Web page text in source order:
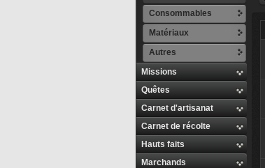
Consommables
Matériaux
Autres
Missions
Quêtes
Carnet d'artisanat
Carnet de récolte
Hauts faits
Marchands